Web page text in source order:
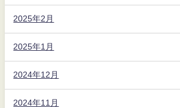
2025年2月
2025年1月
2024年12月
2024年11月